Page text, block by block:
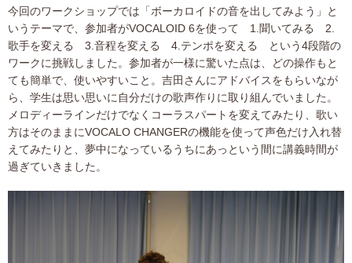
今回のワークショップでは「ボーカロイドの音を出してみよう」と
いうテーマで、参加者がVOCALOID 6を使って 1.聞いてみる 2.
歌手を変える 3.音程を変える 4.テンポを変える という4段階の
ワークに挑戦しました。参加者が一様に驚いた点は、どの操作もと
ても簡単で、使いやすいこと。吉田さんにアドバイスをもらいなが
ら、学生は思い思いに自分だけの歌声作りに取り組んでいました。
メロディーラインだけでなくコーラスパートを変えてみたり、歌い
方はそのままにVOCALO CHANGERの機能を使って声色だけ入れ替
えてみたりと、夢中になっているうちにあっという間に講義時間が
過ぎていきました。